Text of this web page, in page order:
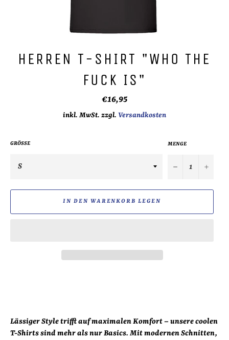
HERREN T-SHIRT "WHO THE
FUCK IS"
Normaler
€16,95
inkl. MwSt. zzgl. Versandkosten
GRÖSSE MENGE
− +
IN DEN WARENKORB LEGEN
Lässiger Style trifft auf maximalen Komfort – unsere coolen
T-Shirts sind mehr als nur Basics. Mit modernen Schnitten,